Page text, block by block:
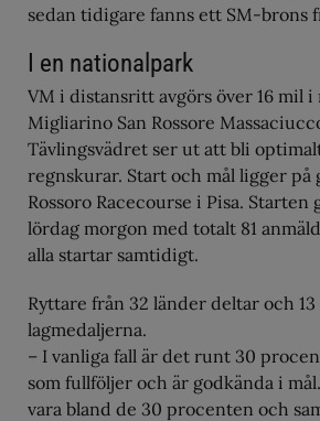
sedan tidigare fanns ett SM-brons
I en nationalpark
VM i distansritt avgörs över 16 mil
Migliarino San Rossore
Tävlingsvädret ser ut att bli
regnskurar. Start och mål ligger på
Rossoro Racecourse i Pisa. Starten
lördag morgon med totalt 81
alla startar samtidigt.
Ryttare från 32 länder deltar och
lagmedaljerna.
– I vanliga fall är det runt 30
som fullföljer och är godkända i
vara bland de 30 procenten och